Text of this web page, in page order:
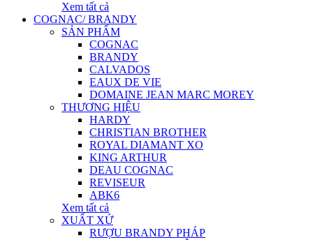
Xem tất cả
COGNAC/ BRANDY
SẢN PHẨM
COGNAC
BRANDY
CALVADOS
EAUX DE VIE
DOMAINE JEAN MARC MOREY
THƯƠNG HIỆU
HARDY
CHRISTIAN BROTHER
ROYAL DIAMANT XO
KING ARTHUR
DEAU COGNAC
REVISEUR
ABK6
Xem tất cả
XUẤT XỨ
RƯỢU BRANDY PHÁP